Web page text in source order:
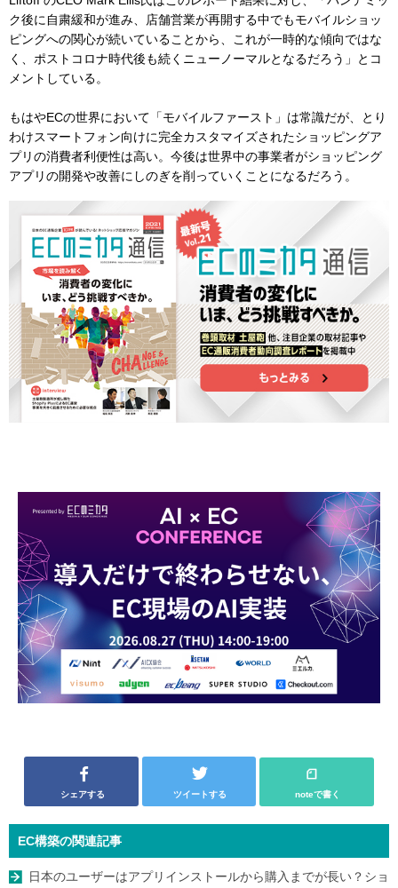
ク後に自粛緩和が進み、店舗営業が再開する中でもモバイルショッ
ピングへの関心が続いていることから、これが一時的な傾向ではな
く、ポストコロナ時代後も続くニューノーマルとなるだろう」とコ
メントしている。
もはやECの世界において「モバイルファースト」は常識だが、とり
わけスマートフォン向けに完全カスタマイズされたショッピングア
プリの消費者利便性は高い。今後は世界中の事業者がショッピング
アプリの開発や改善にしのぎを削っていくことになるだろう。
シェアする ツイートする noteで書く
EC構築の関連記事
日本のユーザーはアプリインストールから購入までが長い？ショ